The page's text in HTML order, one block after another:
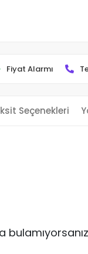
Fiyat Alarmı
Seçenekleri